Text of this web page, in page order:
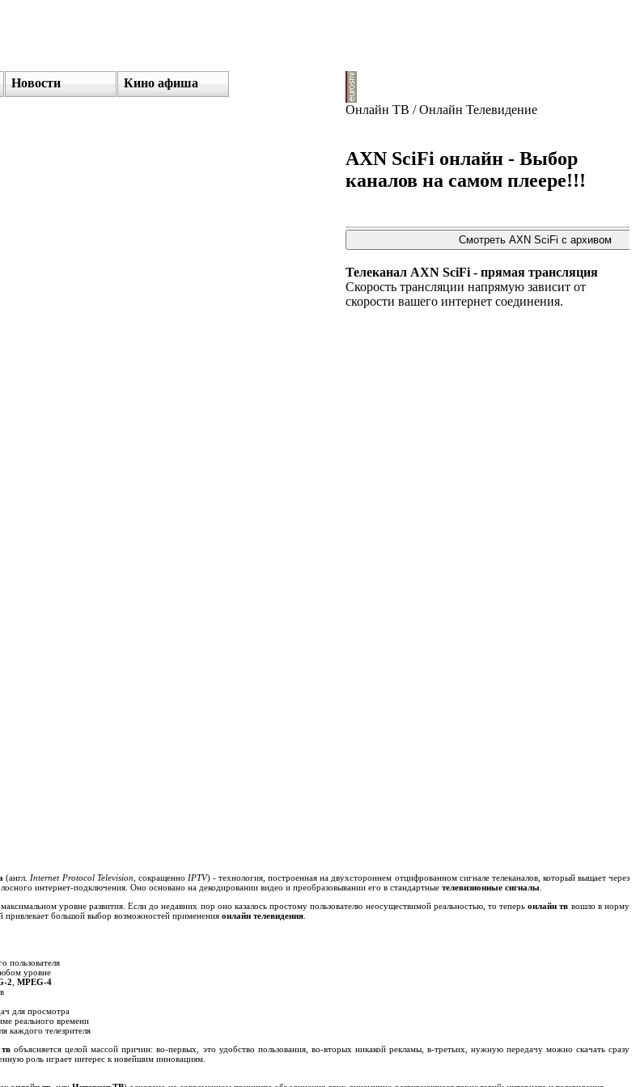
Новости
Кино афиша
Онлайн ТВ / Онлайн Телевидение
AXN SciFi онлайн - Выбор
каналов на самом плеере!!!
Телеканал AXN SciFi - прямая трансляция
Скорость трансляции напрямую зависит от
скорости вашего интернет соединения.
(англ.Internet Protocol Television, сокращенно IPTV) - технология, построенная на двухстороннем отцифрованном сигнале телеканалов, который выщает через
интернет-подключения. Оно основано на декодировании видео и преобразовывании его в стандартные телевизионные сигналы.
уровне развития. Если до недавних пор оно казалось простому пользователю неосуществимой реальностью, то теперьонлайн тв вошло в норму
привлекает большой выбор возможностей применения онлайн телевидения.
пользователя
уровне
2, MPEG-4
для просмотра
реального времени
каждого телезрителя
объясняется целой массой причин: во-первых, это удобство пользования, во-вторых никакой рекламы, в-третьих, нужную передачу можно скачать сразу
роль играет интерес к новейшим инновациям.